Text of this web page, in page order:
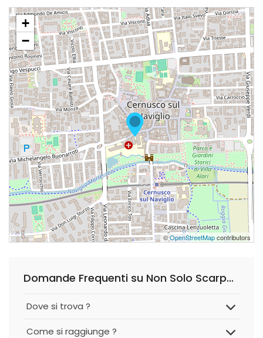
+
−
©OpenStreetMapcontributors
Domande Frequenti su Non Solo Scarpe Cernusco Sul Naviglio
Dove si trova ?
Come si raggiunge ?